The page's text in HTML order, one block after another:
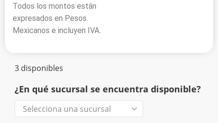
Todos los montos están
expresados en Pesos
Mexicanos e incluyen IVA.
3 disponibles
¿En qué sucursal se encuentra disponible?